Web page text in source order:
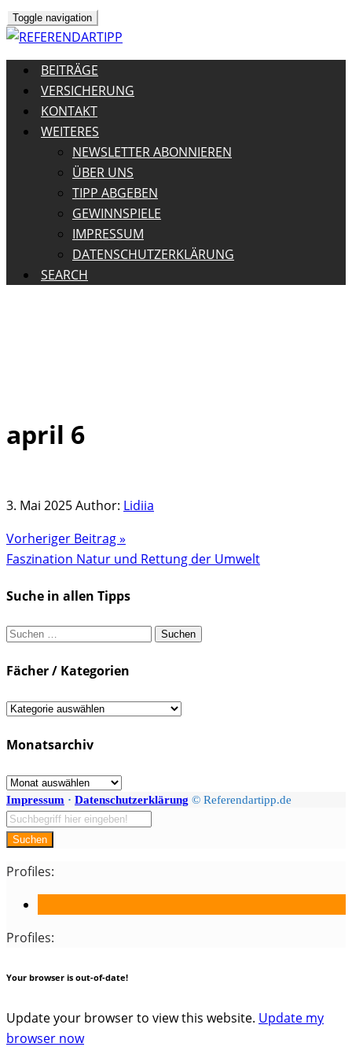
Toggle navigation
BEITRÄGE
VERSICHERUNG
KONTAKT
WEITERES
NEWSLETTER ABONNIEREN
ÜBER UNS
TIPP ABGEBEN
GEWINNSPIELE
IMPRESSUM
DATENSCHUTZERKLÄRUNG
SEARCH
Skip
april 6
3. Mai 2025Author: Lidiia
Vorheriger Beitrag »
Faszination Natur und Rettung der Umwelt
Suche in allen Tipps
Suchen
Fächer / Kategorien
Fächer
Kategorien
Monatsarchiv
Monatsarchiv
Impressum · Datenschutzerklärung © Referendartipp.de
Suchen
Profiles:
Profiles:
Your browser is out-of-date!
Update your browser to view this website. Update my
browser now